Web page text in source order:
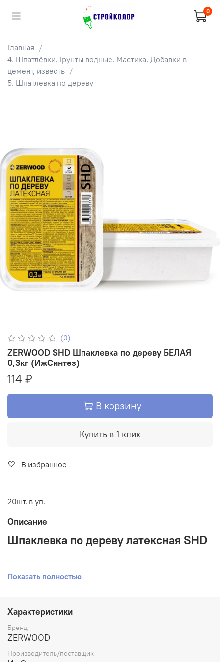
0
Главная
4. Шпатлёвки, Грунты водные, Мастика, Добавки в
цемент, известь
5. Шпатлевка по дереву
(0)
ZERWOOD SHD Шпаклевка по дереву БЕЛАЯ
0,3кг (ИжСинтез)
114 ₽
В корзину
Купить в 1 клик
В избранное
20шт. в уп.
Описание
Шпаклевка по дереву латексная SHD
Для наружных и внутренних работ
Водоотталкивающий
Показать полностью
Характеристики
Бренд
ZERWOOD
Производитель/поставщик